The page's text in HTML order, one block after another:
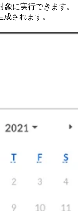
象に実行できます。
されます。